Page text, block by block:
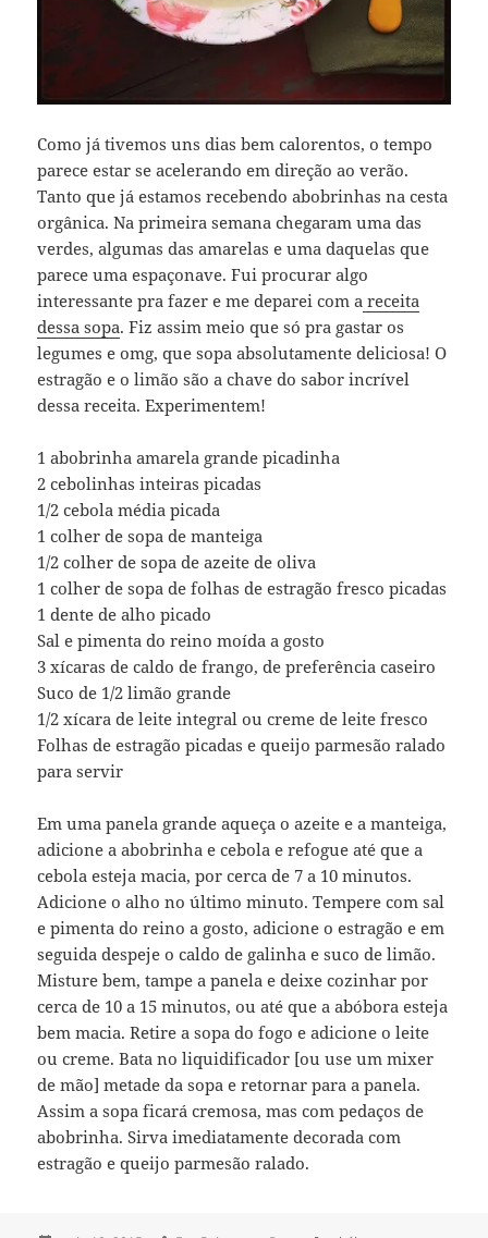
Como já tivemos uns dias bem calorentos, o tempo
parece estar se acelerando em direção ao verão.
Tanto que já estamos recebendo abobrinhas na cesta
orgânica. Na primeira semana chegaram uma das
verdes, algumas das amarelas e uma daquelas que
parece uma espaçonave. Fui procurar algo
interessante pra fazer e me deparei com a receita
dessa sopa. Fiz assim meio que só pra gastar os
legumes e omg, que sopa absolutamente deliciosa! O
estragão e o limão são a chave do sabor incrível
dessa receita. Experimentem!
1 abobrinha amarela grande picadinha
2 cebolinhas inteiras picadas
1/2 cebola média picada
1 colher de sopa de manteiga
1/2 colher de sopa de azeite de oliva
1 colher de sopa de folhas de estragão fresco picadas
1 dente de alho picado
Sal e pimenta do reino moída a gosto
3 xícaras de caldo de frango, de preferência caseiro
Suco de 1/2 limão grande
1/2 xícara de leite integral ou creme de leite fresco
Folhas de estragão picadas e queijo parmesão ralado
para servir
Em uma panela grande aqueça o azeite e a manteiga,
adicione a abobrinha e cebola e refogue até que a
cebola esteja macia, por cerca de 7 a 10 minutos.
Adicione o alho no último minuto. Tempere com sal
e pimenta do reino a gosto, adicione o estragão e em
seguida despeje o caldo de galinha e suco de limão.
Misture bem, tampe a panela e deixe cozinhar por
cerca de 10 a 15 minutos, ou até que a abóbora esteja
bem macia. Retire a sopa do fogo e adicione o leite
ou creme. Bata no liquidificador [ou use um mixer
de mão] metade da sopa e retornar para a panela.
Assim a sopa ficará cremosa, mas com pedaços de
abobrinha. Sirva imediatamente decorada com
estragão e queijo parmesão ralado.